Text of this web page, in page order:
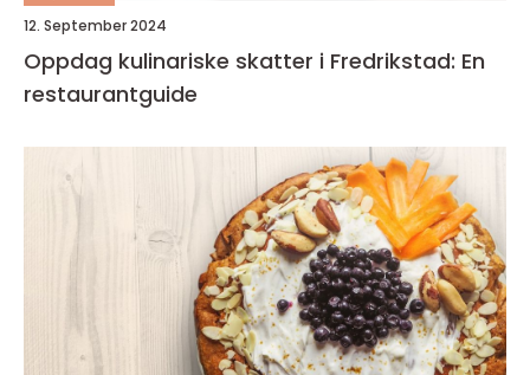
12. September 2024
Oppdag kulinariske skatter i Fredrikstad: En
restaurantguide